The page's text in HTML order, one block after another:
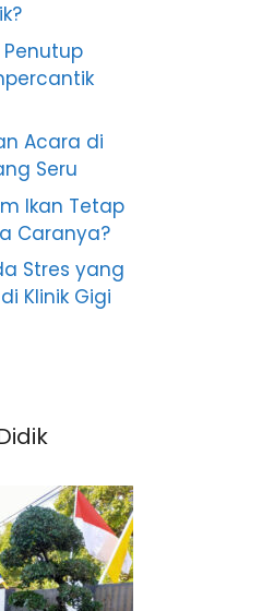
Acara di
Seru
Ikan Tetap
Caranya?
Stres yang
Klinik Gigi